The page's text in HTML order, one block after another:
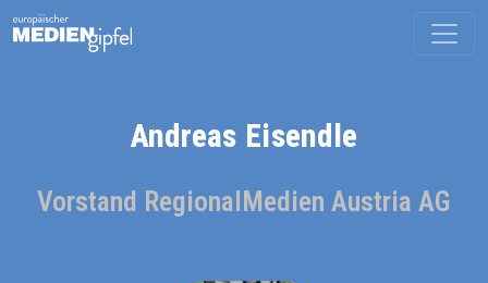
Andreas Eisendle
Vorstand RegionalMedien Austria AG